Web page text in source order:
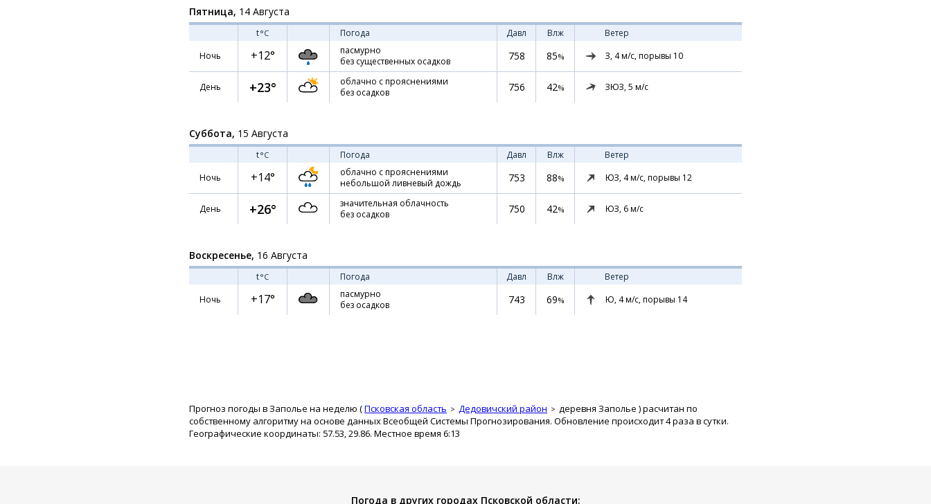
Пятница, 14 Августа
t°C Погода Давл Влж
Ветер
Ночь
+12°
пасмурно
без существенных осадков
758 85% З, 4м/с, порывы 10
День +23°
облачно с прояснениями
без осадков
756 42% ЗЮЗ, 5 м/с
Суббота, 15 Августа
t°C Погода Давл Влж
Ветер
Ночь
+14°
облачно с прояснениями
небольшой ливневый дождь
753 88% ЮЗ, 4м/с, порывы 12
День +26°
значительная облачность
без осадков
750 42% ЮЗ, 6м/с
Воскресенье, 16 Августа
t°C Погода Давл Влж
Ветер
Ночь
+17°
пасмурно
без осадков
743 69% Ю, 4м/с, порывы 14
Прогноз погоды в Заполье на неделю (Псковская область Дедовичский район деревня Заполье ) расчитан по
собственному алгоритму на основе данных Всеобщей Системы Прогнозирования. Обновление происходит 4 раза в сутки.
Географические координаты: 57.53, 29.86. Местное время 6:13
Погода в других городах Псковской области: